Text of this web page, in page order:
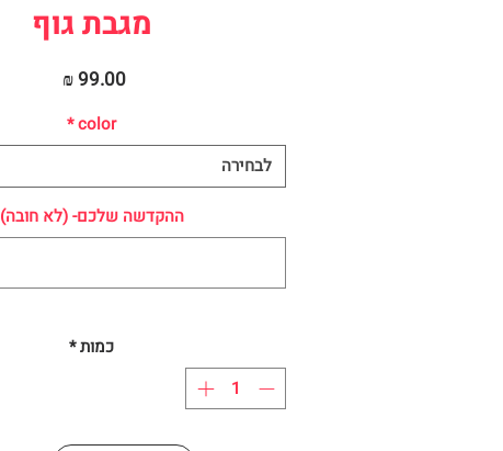
מגבת גוף
color
*
לבחירה
ההקדשה שלכם- (לא חובה)
כמות*